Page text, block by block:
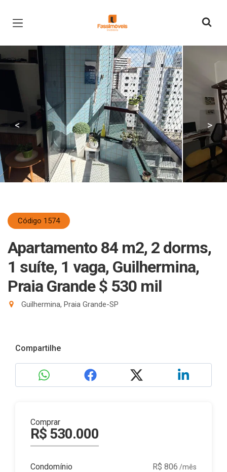
Página inicial
< >
Código 1574
Apartamento 84 m2, 2 dorms,
1 suíte, 1 vaga, Guilhermina,
Praia Grande $ 530 mil
Guilhermina, Praia Grande-SP
Compartilhe
Comprar
R$ 530.000
Condomínio R$ 806 /mês